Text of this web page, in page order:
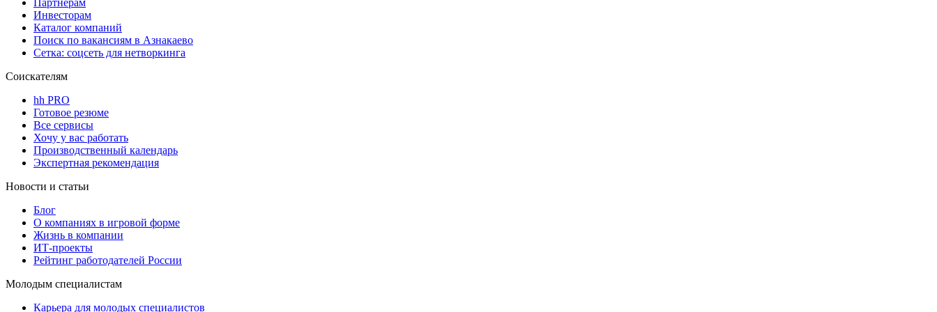
Инвесторам
Каталог компаний
Поиск по вакансиям в Азнакаево
Сетка: соцсеть для нетворкинга
Соискателям
hh PRO
Готовое резюме
Все сервисы
Хочу у вас работать
Производственный календарь
Экспертная рекомендация
Новости и статьи
Блог
О компаниях в игровой форме
Жизнь в компании
ИТ-проекты
Рейтинг работодателей России
Молодым специалистам
Карьера для молодых специалистов